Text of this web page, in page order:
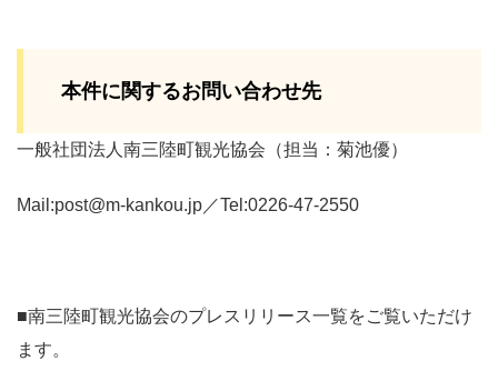
本件に関するお問い合わせ先
一般社団法人南三陸町観光協会（担当：菊池優）
Mail:post@m-kankou.jp／Tel:0226-47-2550
■南三陸町観光協会のプレスリリース一覧をご覧いただけ
ます。